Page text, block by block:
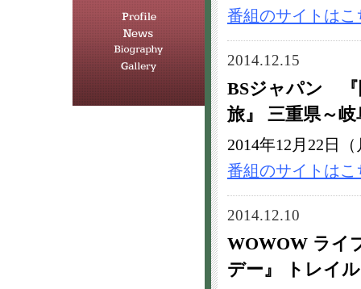
番組のサイトはこ
2014.12.15
BSジャパン 『
旅』 三重県～
2014年12月22日
番組のサイトはこ
2014.12.10
WOWOW ライ
デー』 トレイ